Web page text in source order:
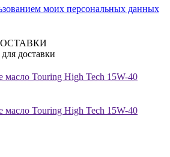
моих персональных данных
доставки
масло Touring High Tech 15W-40
масло Touring High Tech 15W-40